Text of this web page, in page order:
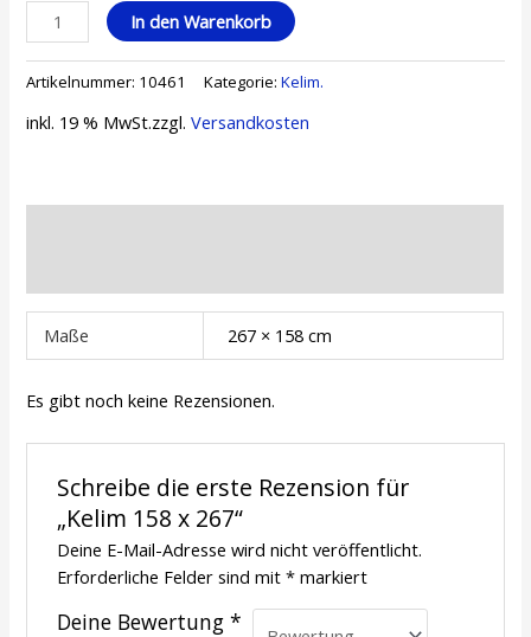
In den Warenkorb
Artikelnummer: 10461 Kategorie:Kelim.
inkl. 19 % MwSt.zzgl.Versandkosten
Maße 267 × 158 cm
Es gibt noch keine Rezensionen.
Schreibe die erste Rezension für
„Kelim 158 x 267“
Deine E-Mail-Adresse wird nicht veröffentlicht.
Erforderliche Felder sind mit *markiert
Deine Bewertung *